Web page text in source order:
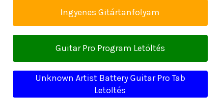
Ingyenes Gitártanfolyam
Guitar Pro Program Letöltés
Unknown Artist Battery Guitar Pro Tab
Letöltés